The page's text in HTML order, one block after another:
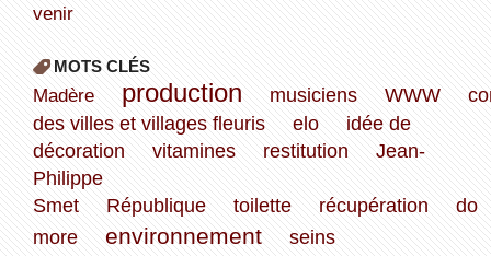
venir
MOTS CLÉS
Madère production musiciens WWW
des villes et villages fleuris
elo
idée de
décoration
vitamines restitution
Jean-
Philippe
Smet
République toilette récupération
do
more
environnement
seins